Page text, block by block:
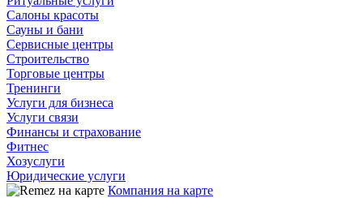
Салоны красоты
Сауны и бани
Сервисные центры
Строительство
Торговые центры
Тренинги
Услуги для бизнеса
Услуги связи
Финансы и страхование
Фитнес
Хозуслуги
Юридические услуги
Компания на карте